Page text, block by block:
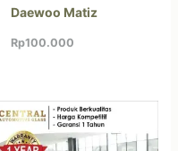
Daewoo Matiz
Rp100.000